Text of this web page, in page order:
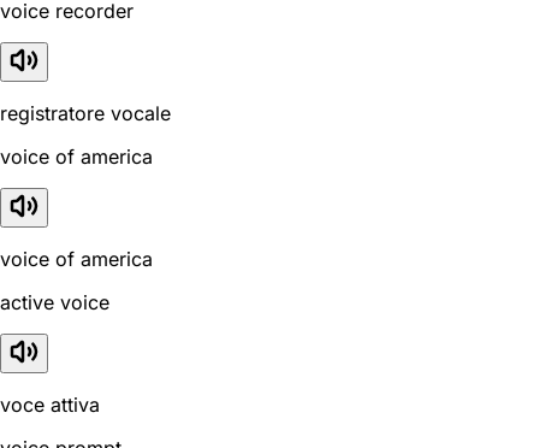
voice recorder
registratore vocale
voice of america
voice of america
active voice
voce attiva